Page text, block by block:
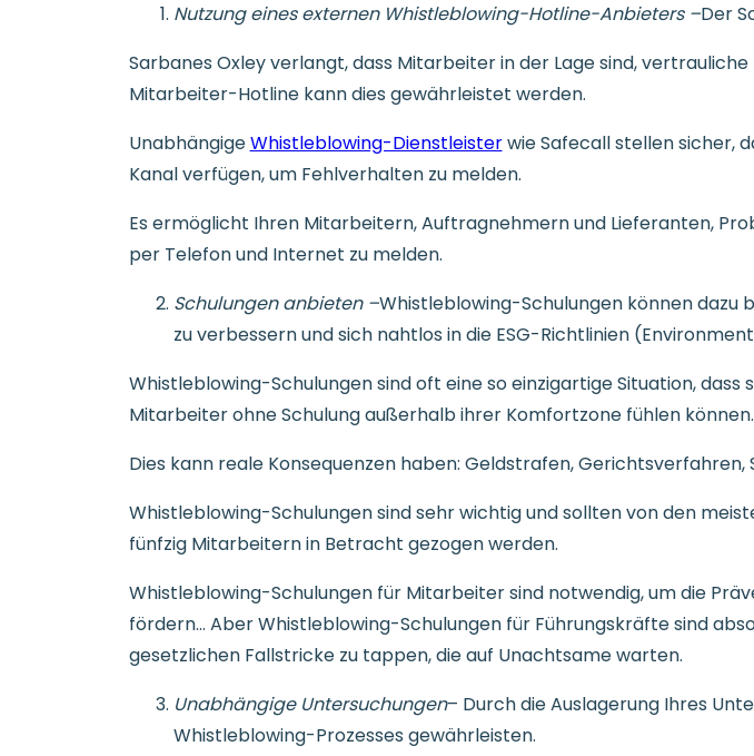
Nutzung eines externen Whistleblowing-Hotline-Anbieters –Der
Sarbanes Oxley verlangt, dass Mitarbeiter in der Lage sind,
Mitarbeiter-Hotline kann dies gewährleistet werden.
UnabhängigeWhistleblowing-Dienstleisterwie Safecall stellen sicher,
Kanal verfügen, um Fehlverhalten zu melden.
Es ermöglicht Ihren Mitarbeitern, Auftragnehmern und Lieferanten,
per Telefon und Internet zu melden.
Schulungen anbieten –Whistleblowing-Schulungen können dazu
zu verbessern und sich nahtlos in die ESG-Richtlinien
Whistleblowing-Schulungen sind oft eine so einzigartige Situation,
Mitarbeiter ohne Schulung außerhalb ihrer Komfortzone fühlen können.
Dies kann reale Konsequenzen haben: Geldstrafen, Gerichtsverfahren,
Whistleblowing-Schulungen sind sehr wichtig und sollten von den
fünfzig Mitarbeitern in Betracht gezogen werden.
Whistleblowing-Schulungen für Mitarbeiter sind notwendig, um die
fördern... Aber Whistleblowing-Schulungen für Führungskräfte sind
gesetzlichen Fallstricke zu tappen, die auf Unachtsame warten.
Unabhängige Untersuchungen– Durch die Auslagerung Ihres
Whistleblowing-Prozesses gewährleisten.